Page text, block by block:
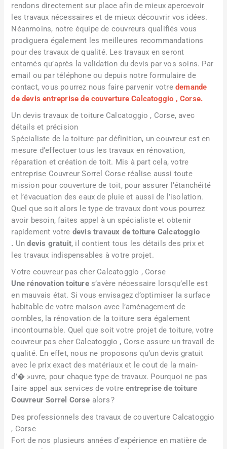
rendons directement sur place afin de mieux apercevoir
les travaux nécessaires et de mieux découvrir vos idées.
Néanmoins, notre équipe de couvreurs qualifiés vous
prodiguera également les meilleures recommandations
pour des travaux de qualité. Les travaux en seront
entamés qu’après la validation du devis par vos soins. Par
email ou par téléphone ou depuis notre formulaire de
contact, vous pourrez nous faire parvenir votredemande
de devis entreprise de couverture Calcatoggio , Corse.
Un devis travaux de toiture Calcatoggio , Corse, avec
détails et précision
Spécialiste de la toiture par définition, un couvreur est en
mesure d’effectuer tous les travaux en rénovation,
réparation et création de toit. Mis à part cela, votre
entreprise Couvreur Sorrel Corse réalise aussi toute
mission pour couverture de toit, pour assurer l’étanchéité
et l’évacuation des eaux de pluie et aussi de l’isolation.
Quel que soit alors le type de travaux dont vous pourrez
avoir besoin, faites appel à un spécialiste et obtenir
rapidement votre devis travaux de toiture Calcatoggio
. Undevis gratuit, il contient tous les détails des prix et
les travaux indispensables à votre projet.
Votre couvreur pas cher Calcatoggio , Corse
Une rénovation toitures’avère nécessaire lorsqu’elle est
en mauvais état. Si vous envisagez d’optimiser la surface
habitable de votre maison avec l’aménagement de
combles, la rénovation de la toiture sera également
incontournable. Quel que soit votre projet de toiture, votre
couvreur pas cher Calcatoggio , Corse assure un travail de
qualité. En effet, nous ne proposons qu’un devis gratuit
avec le prix exact des matériaux et le cout de la main-
d’� »uvre, pour chaque type de travaux. Pourquoi ne pas
faire appel aux services de votreentreprise de toiture
Couvreur Sorrel Corse alors ?
Des professionnels des travaux de couverture Calcatoggio
, Corse
Fort de nos plusieurs années d’expérience en matière de